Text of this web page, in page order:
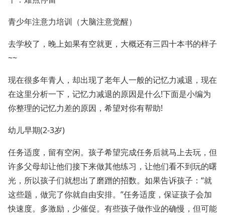
青少年注意力培训（大脑注意觉醒）
去学校了，晚上如果有空就更，大概还有三四十本书的样子
~~
现在很多年青人，却出现了老年人一般的记忆力减退，现在
在这里分析一下，记忆力减退的原因是什么!下面是小编为
你整理的记忆力差的原因，希望对你有帮助!
幼儿早期(2-3岁)
任务适度，留有空闲。孩子希望完成任务后就马上去玩，但
许多父母却让他们接下来做其他练习，让他们看不到玩的曙
光，所以孩子们就想出了磨蹭的招数。如果告诉孩子：“就
这些题，做完了你就自由安排。”任务适度，保证孩子会加
快速度。多激励，少催促。有些孩子做作业的确慢，但可能